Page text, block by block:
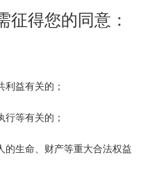
征得您的同意：
益有关的；
等有关的；
生命、财产等重大合法权益